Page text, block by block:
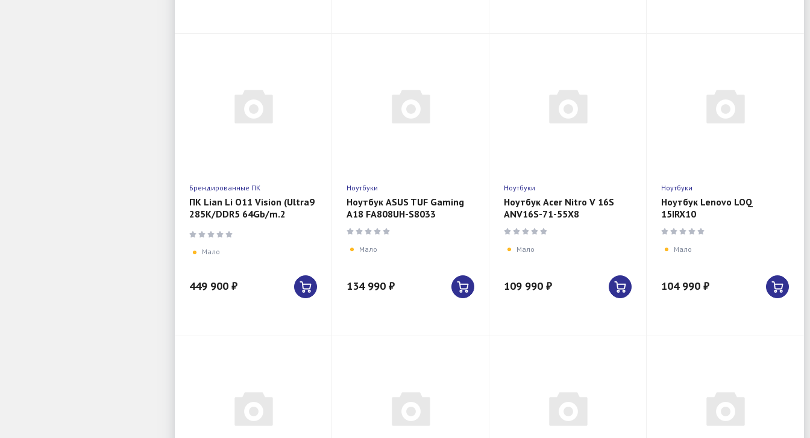
Брендированные ПК
ПК Lian Li O11 Vision (Ultra9
285K/DDR5 64Gb/m.2
Мало
449 900 ₽
Ноутбуки
Ноутбук ASUS TUF Gaming
A18 FA808UH-S8033
Мало
134 990 ₽
Ноутбуки
Ноутбук Acer Nitro V 16S
ANV16S-71-55X8
Мало
109 990 ₽
Ноутбуки
Ноутбук Lenovo LOQ
15IRX10
Мало
104 990 ₽